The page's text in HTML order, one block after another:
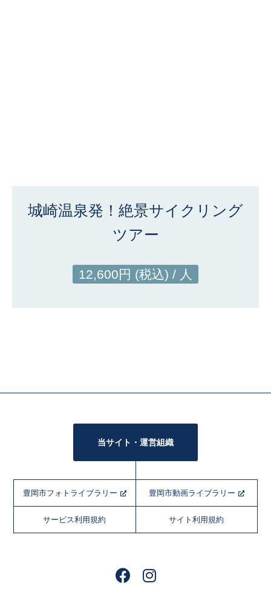
城崎温泉発！絶景サイクリング
ツアー
12,600円 (税込) / 人
当サイト・運営組織
豊岡市フォトライブラリー 豊岡市動画ライブラリー
サービス利用規約 サイト利用規約